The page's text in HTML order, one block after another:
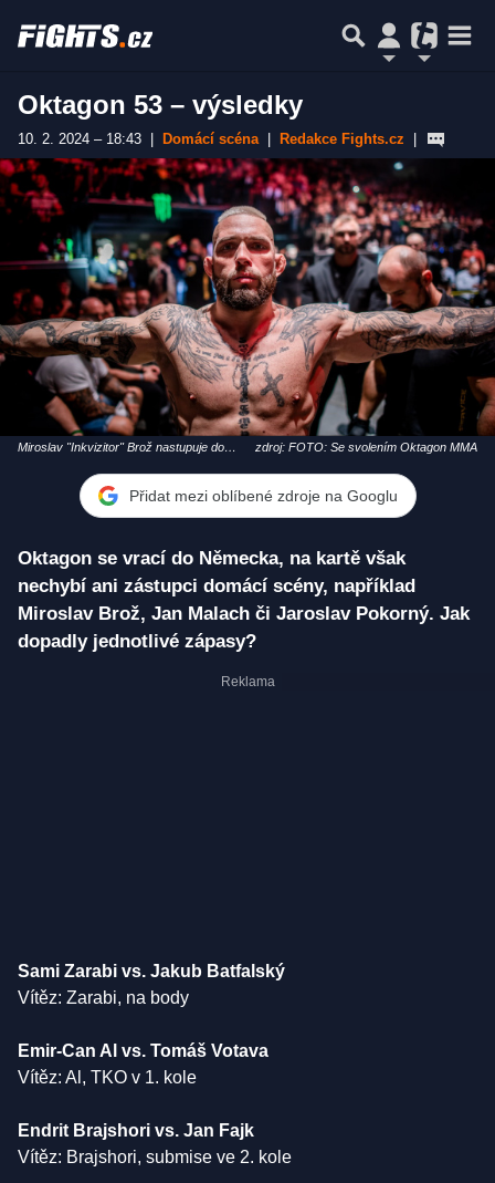
Oktagon 53 – výsledky
10. 2. 2024 – 18:43 Domácí scéna Redakce Fights.cz
Miroslav "Inkvizitor" Brož nastupuje do
zdroj: FOTO: Se svolením Oktagon MMA
Přidat mezi oblíbené zdroje na Googlu
Oktagon se vrací do Německa, na kartě však
nechybí ani zástupci domácí scény, například
Miroslav Brož, Jan Malach či Jaroslav Pokorný. Jak
dopadly jednotlivé zápasy?
Sami Zarabi vs. Jakub Batfalský
Vítěz: Zarabi, na body
Emir-Can Al vs. Tomáš Votava
Vítěz: Al, TKO v 1. kole
Endrit Brajshori vs. Jan Fajk
Vítěz: Brajshori, submise ve 2. kole